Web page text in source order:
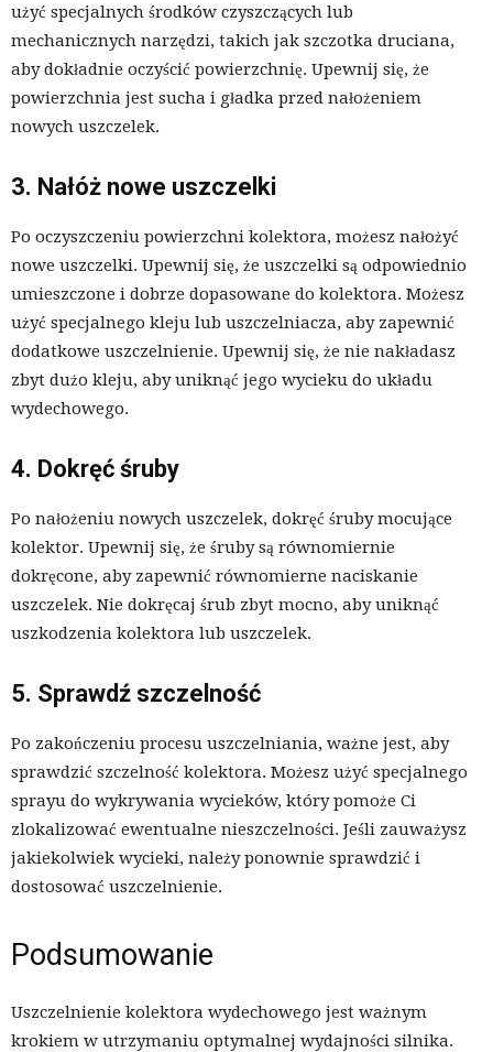
użyć specjalnych środków czyszczących lub
mechanicznych narzędzi, takich jak szczotka druciana,
aby dokładnie oczyścić powierzchnię. Upewnij się, że
powierzchnia jest sucha i gładka przed nałożeniem
nowych uszczelek.
3. Nałóż nowe uszczelki
Po oczyszczeniu powierzchni kolektora, możesz nałożyć
nowe uszczelki. Upewnij się, że uszczelki są odpowiednio
umieszczone i dobrze dopasowane do kolektora. Możesz
użyć specjalnego kleju lub uszczelniacza, aby zapewnić
dodatkowe uszczelnienie. Upewnij się, że nie nakładasz
zbyt dużo kleju, aby uniknąć jego wycieku do układu
wydechowego.
4. Dokręć śruby
Po nałożeniu nowych uszczelek, dokręć śruby mocujące
kolektor. Upewnij się, że śruby są równomiernie
dokręcone, aby zapewnić równomierne naciskanie
uszczelek. Nie dokręcaj śrub zbyt mocno, aby uniknąć
uszkodzenia kolektora lub uszczelek.
5. Sprawdź szczelność
Po zakończeniu procesu uszczelniania, ważne jest, aby
sprawdzić szczelność kolektora. Możesz użyć specjalnego
sprayu do wykrywania wycieków, który pomoże Ci
zlokalizować ewentualne nieszczelności. Jeśli zauważysz
jakiekolwiek wycieki, należy ponownie sprawdzić i
dostosować uszczelnienie.
Podsumowanie
Uszczelnienie kolektora wydechowego jest ważnym
krokiem w utrzymaniu optymalnej wydajności silnika.